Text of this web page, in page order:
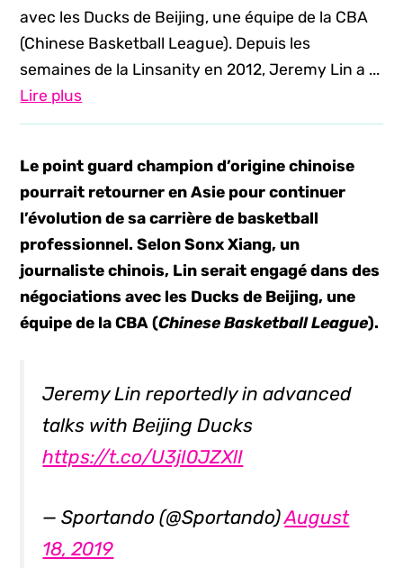
avec les Ducks de Beijing, une équipe de la CBA
(Chinese Basketball League). Depuis les
semaines de la Linsanity en 2012, Jeremy Lin a ...
Lire plus
Le point guard champion d’origine chinoise
pourrait retourner en Asie pour continuer
l’évolution de sa carrière de basketball
professionnel. Selon Sonx Xiang, un
journaliste chinois, Lin serait engagé dans des
négociations avec les Ducks de Beijing, une
équipe de la CBA (Chinese Basketball League).
Jeremy Lin reportedly in advanced
talks with Beijing Ducks
https://t.co/U3jI0JZXlI
— Sportando (@Sportando)August
18, 2019